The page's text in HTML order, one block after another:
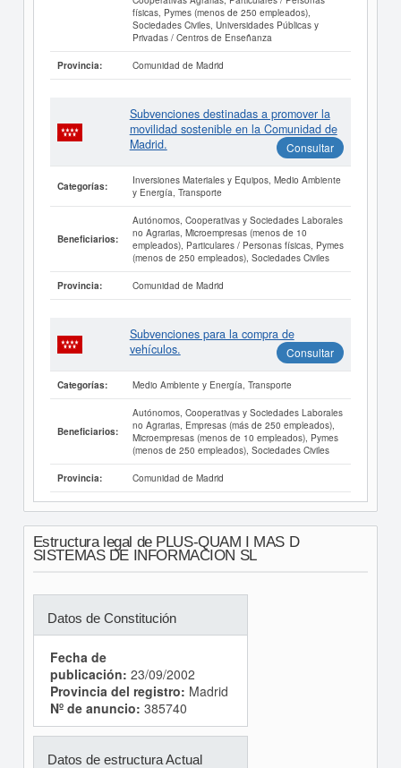
físicas, Pymes (menos de 250 empleados),
Sociedades Civiles, Universidades Públicas y
Privadas / Centros de Enseñanza
Provincia: Comunidad de Madrid
Subvenciones destinadas a promover la
movilidad sostenible en la Comunidad de
Madrid.
Consultar
Categorías:
Inversiones Materiales y Equipos, Medio Ambiente
y Energía, Transporte
Beneficiarios:
Autónomos, Cooperativas y Sociedades Laborales
no Agrarias, Microempresas (menos de 10
empleados), Particulares / Personas físicas, Pymes
(menos de 250 empleados), Sociedades Civiles
Provincia: Comunidad de Madrid
Subvenciones para la compra de
vehículos.
Consultar
Categorías: Medio Ambiente y Energía, Transporte
Beneficiarios:
Autónomos, Cooperativas y Sociedades Laborales
no Agrarias, Empresas (más de 250 empleados),
Microempresas (menos de 10 empleados), Pymes
(menos de 250 empleados), Sociedades Civiles
Provincia: Comunidad de Madrid
Estructura legal de PLUS-QUAM I MAS D
SISTEMAS DE INFORMACION SL
Datos de Constitución
Fecha de
publicación: 23/09/2002
Provincia del registro: Madrid
Nº de anuncio: 385740
Datos de estructura Actual